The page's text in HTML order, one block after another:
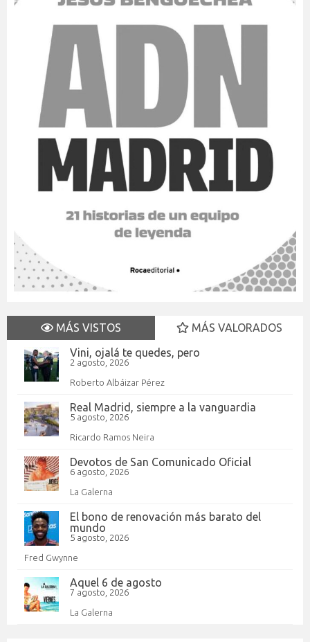
MÁS VISTOS
MÁS VALORADOS
Vini, ojalá te quedes, pero
2 agosto, 2026
Roberto Albáizar Pérez
Real Madrid, siempre a la vanguardia
5 agosto, 2026
Ricardo Ramos Neira
Devotos de San Comunicado Oficial
6 agosto, 2026
La Galerna
El bono de renovación más barato del
mundo
5 agosto, 2026
Fred Gwynne
Aquel 6 de agosto
7 agosto, 2026
La Galerna